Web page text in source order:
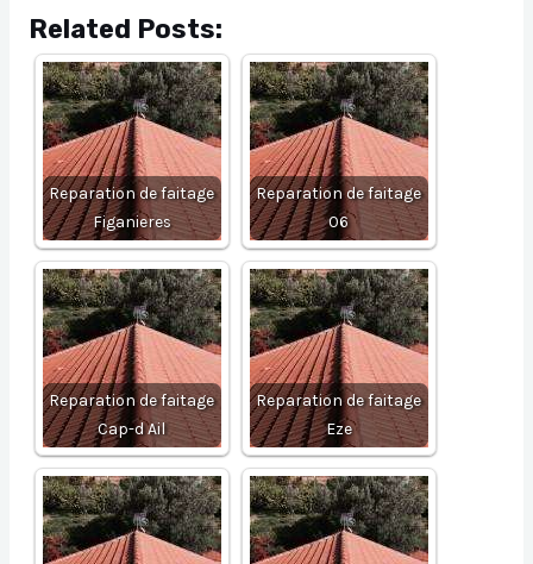
Related Posts:
Reparation de faitage
Figanieres
Reparation de faitage
06
Reparation de faitage
Cap-d Ail
Reparation de faitage
Eze